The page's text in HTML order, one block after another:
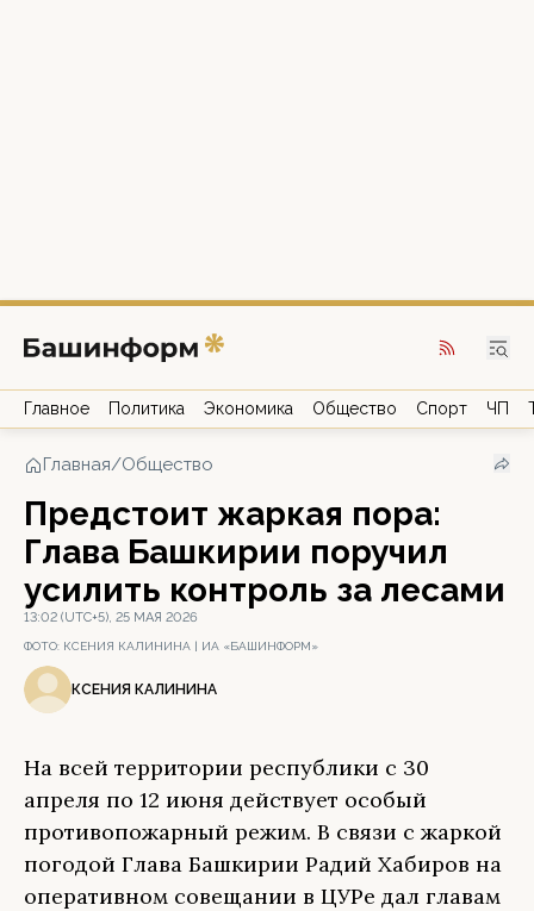
Главное Политика Экономика Общество Спорт ЧП
Главная/Общество
Предстоит жаркая пора:
Глава Башкирии поручил
усилить контроль за лесами
13:02 (UTC+5), 25 МАЯ 2026
ФОТО: КСЕНИЯ КАЛИНИНА | ИА «БАШИНФОРМ»
КСЕНИЯ КАЛИНИНА
На всей территории республики с 30
апреля по 12 июня действует особый
противопожарный режим. В связи с жаркой
погодой Глава Башкирии Радий Хабиров на
оперативном совещании в ЦУРе дал главам